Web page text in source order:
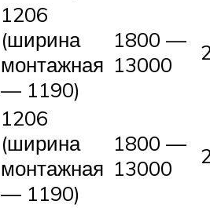
1206
(ширина
монтажная
— 1190)
1800 —
13000
1206
(ширина
монтажная
— 1190)
1800 —
13000